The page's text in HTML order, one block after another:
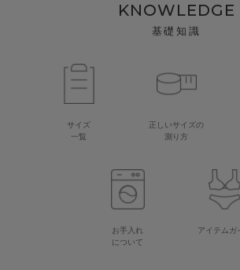
KNOWLEDGE
基礎知識
サイズ
一覧
正しいサイズの
測り方
お手入れ
について
アイテムガ